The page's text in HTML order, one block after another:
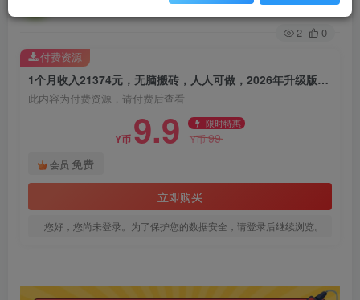
2 0
1个月收入21374元，无脑搬砖，人人可做，2026年升级版Ai项目
此内容为付费资源，请付费后查看
Y币 9.9 限时特惠
Y币99
会员 免费
立即购买
您好，您尚未登录。为了保护您的数据安全，请登录后继续浏览。
付费资源